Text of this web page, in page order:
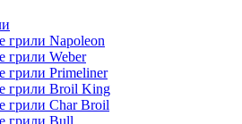
грили Napoleon
грили Weber
грили Primeliner
грили Broil King
грили Char Broil
грили Bull